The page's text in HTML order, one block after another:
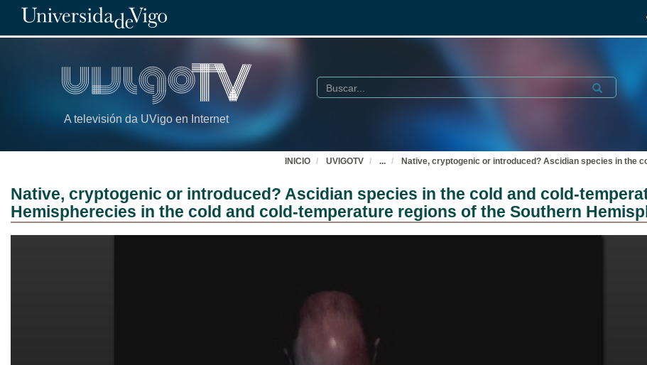
A televisión da UVigo en Internet
Buscar Submit
INICIO UVIGOTV ... Native, cryptogenic or introduced? Ascidian species in the
Native, cryptogenic or introduced? Ascidian species in the cold and cold-
Hemispherecies in the cold and cold-temperature regions of the Southern